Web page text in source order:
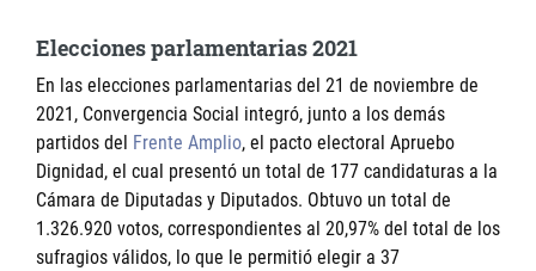
Elecciones parlamentarias 2021
En las elecciones parlamentarias del 21 de noviembre de
2021, Convergencia Social integró, junto a los demás
partidos del Frente Amplio, el pacto electoral Apruebo
Dignidad, el cual presentó un total de 177 candidaturas a la
Cámara de Diputadas y Diputados. Obtuvo un total de
1.326.920 votos, correspondientes al 20,97% del total de los
sufragios válidos, lo que le permitió elegir a 37